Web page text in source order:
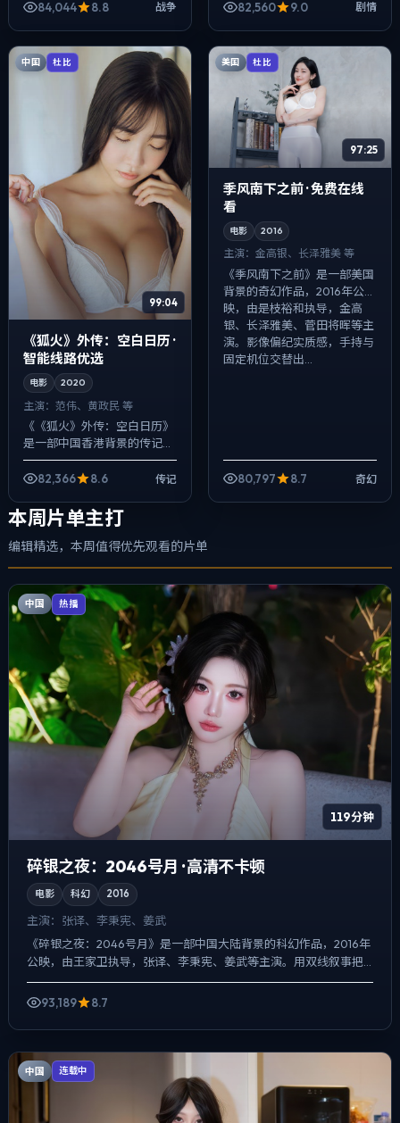
卓、宋康昊、马伊琍等主演。
84,044 8.8 战争 82,560 9.0 剧情
中国 杜比
99:04
《狐火》外传：空白日历 ·
智能线路优选
电影 2020
主演： 范伟、黄政民 等
《《狐火》外传：空白日历》
是一部中国香港背景的传记作
品，2020年公映，由李安执
导，范伟、黄政民、肖央等主
拧成一股绳，...
82,366 8.6 传记
美国 杜比
97:25
季风南下之前 · 免费在线
看
电影 2016
主演： 金高银、长泽雅美 等
《季风南下之前》是一部美国
背景的奇幻作品，2016年公
映，由是枝裕和执导，金高
银、长泽雅美、菅田将晖等主
演。影像偏纪实质感，手持与
固定机位交替出...
80,797 8.7 奇幻
本周片单主打
编辑精选，本周值得优先观看的片单
中国 热播
119分钟
碎银之夜：2046号月 · 高清不卡顿
电影 科幻 2016
主演： 张译、李秉宪、姜武
《碎银之夜：2046号月》是一部中国大陆背景的科幻作品，2016年
公映，由王家卫执导，张译、李秉宪、姜武等主演。用双线叙事把
过去与现在拧成一股绳，真相并非一次性抛出，而是在对话...
93,189
8.7
中国 连载中